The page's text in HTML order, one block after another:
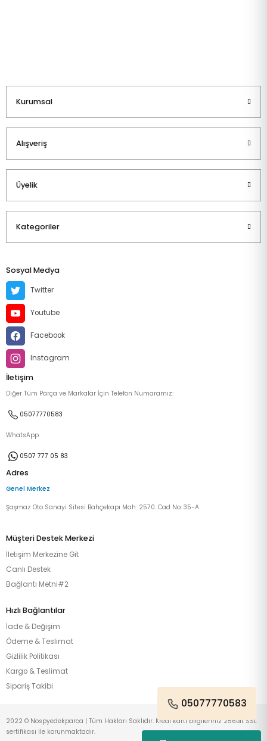
Kurumsal
Alışveriş
Üyelik
Kategoriler
Sosyal Medya
Twitter
Youtube
Facebook
Instagram
İletişim
Diğer Tüm Parça ve Markalar İçin Telefon Numaramız:
05077770583
WhatsApp
0507 777 05 83
Adres
Genel Merkez
Şaşmaz Oto Sanayi Sitesi Bahçekapı Mah. 2570. Cad No: 35-A
Müşteri Destek Merkezi
İletişim Merkezine Git
Canlı Destek
Bağlantı Metni#2
Hızlı Bağlantılar
İade & Değişim
Ödeme & Teslimat
Gizlilik Politikası
Kargo & Teslimat
Sipariş Takibi
05077770583
2022 © Nospyedekparca | Tüm Hakları Saklıdır. Kredi kartı bilgileriniz 256Bit SSL
sertifikası ile korunmaktadır.